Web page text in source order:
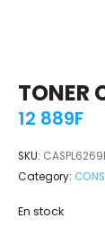
TONER
12 889F
SKU:
Category:
En stock